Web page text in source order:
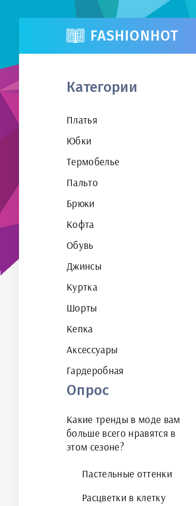
FASHIONHOT
Категории
Платья
Юбки
Термобелье
Пальто
Брюки
Кофта
Обувь
Джинсы
Куртка
Шорты
Кепка
Аксессуары
Гардеробная
Опрос
Какие тренды в моде вам
больше всего нравятся в
этом сезоне?
Пастельные оттенки
Расцветки в клетку